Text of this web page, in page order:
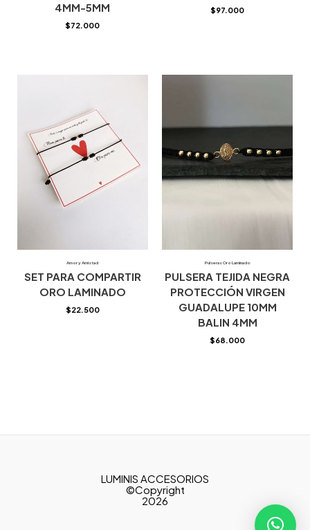
4MM-5MM
$72.000
$97.000
Amor y Amistad
SET PARA COMPARTIR
ORO LAMINADO
$22.500
Pulseras Oro Laminado
PULSERA TEJIDA NEGRA
PROTECCIÓN VIRGEN
GUADALUPE 10MM
BALIN 4MM
$68.000
LUMINIS ACCESORIOS
©Copyright
2026